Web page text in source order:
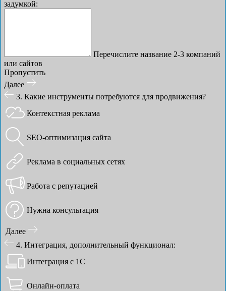
задумкой:
Перечислите название 2-3 компаний
или сайтов
Пропустить
Далее
3. Какие инструменты потребуются для продвижения?
Контекстная реклама
SEO-оптимизация сайта
Реклама в социальных сетях
Работа с репутацией
Нужна консультация
Далее
4. Интеграция, дополнительный функционал:
Интеграция с 1С
Онлайн-оплата